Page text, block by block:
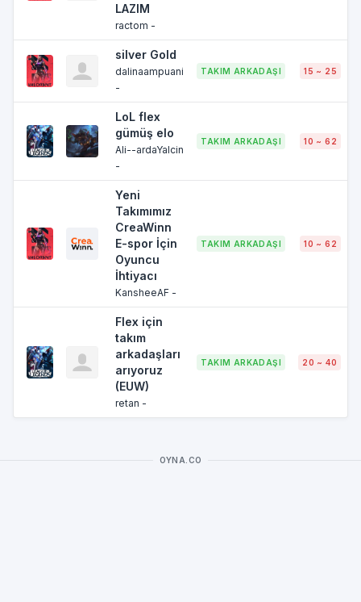
LAZIM
ractom -
silver Gold
dalinaampuani
-
TAKIM ARKADAŞI 15 ~ 25
LoL flex
gümüş elo
Ali--ardaYalcin
-
TAKIM ARKADAŞI 10 ~ 62
Yeni
Takımımız
CreaWinn
E-spor İçin
Oyuncu
İhtiyacı
KansheeAF -
TAKIM ARKADAŞI 10 ~ 62
Flex için
takım
arkadaşları
arıyoruz
(EUW)
retan -
TAKIM ARKADAŞI 20 ~ 40
OYNA.CO